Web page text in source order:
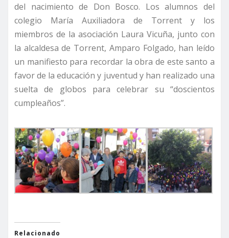
del nacimiento de Don Bosco. Los alumnos del
colegio María Auxiliadora de Torrent y los
miembros de la asociación Laura Vicuña, junto con
la alcaldesa de Torrent, Amparo Folgado, han leído
un manifiesto para recordar la obra de este santo a
favor de la educación y juventud y han realizado una
suelta de globos para celebrar su “doscientos
cumpleaños”.
Relacionado